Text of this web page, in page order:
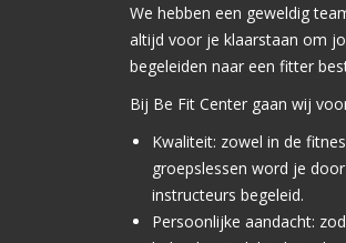
We hebben een geweldig
altijd voor je klaarstaan om
begeleiden naar een fitter
Bij Be Fit Center gaan wij
Kwaliteit: zowel in de
groepslessen word je
instructeurs begeleid.
Persoonlijke aandacht: